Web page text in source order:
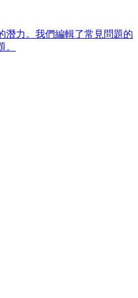
潛力。我們編輯了常見問題的